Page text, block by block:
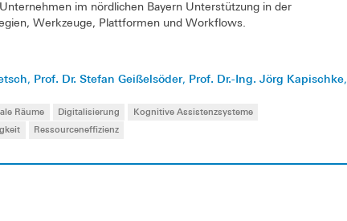
im nördlichen Bayern Unterstützung in der
Werkzeuge, Plattformen und Workflows.
, Prof. Dr. Stefan Geißelsöder, Prof. Dr.-Ing. Jörg Kapischke,
Räume Digitalisierung
Kognitive Assistenzsysteme
Ressourceneffizienz